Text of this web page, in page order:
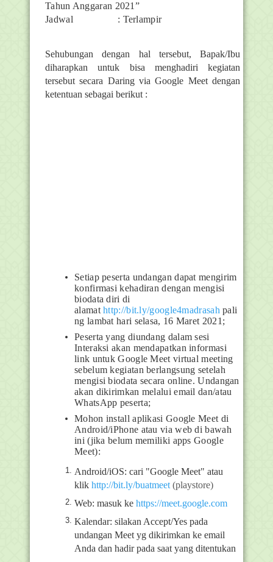
Tahun Anggaran 2021”
Jadwal
: Terlampir
Sehubungan dengan hal tersebut, Bapak/Ibu
diharapkan untuk bisa menghadiri kegiatan
tersebut secara Daring via Google Meet dengan
ketentuan sebagai berikut :
Setiap peserta undangan dapat mengirim
konfirmasi kehadiran dengan mengisi
biodata diri di
alamat http://bit.ly/google4madrasah pali
ng lambat hari selasa, 16 Maret 2021;
Peserta yang diundang dalam sesi
Interaksi akan mendapatkan informasi
link untuk Google Meet virtual meeting
sebelum kegiatan berlangsung setelah
mengisi biodata secara online. Undangan
akan dikirimkan melalui email dan/atau
WhatsApp peserta;
Mohon install aplikasi Google Meet di
Android/iPhone atau via web di bawah
ini (jika belum memiliki apps Google
Meet):
Android/iOS: cari "Google Meet" atau
klik http://bit.ly/buatmeet (playstore)
Web: masuk ke https://meet.google.com
Kalendar: silakan Accept/Yes pada
undangan Meet yg dikirimkan ke email
Anda dan hadir pada saat yang ditentukan